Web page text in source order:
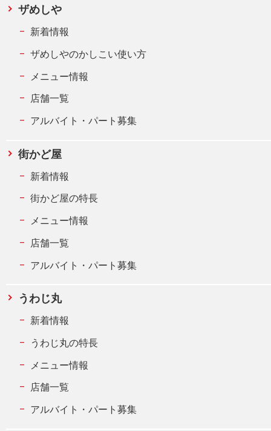
ザめしや
新着情報
ザめしやのかしこい使い方
メニュー情報
店舗一覧
アルバイト・パート募集
街かど屋
新着情報
街かど屋の特長
メニュー情報
店舗一覧
アルバイト・パート募集
うわじ丸
新着情報
うわじ丸の特長
メニュー情報
店舗一覧
アルバイト・パート募集